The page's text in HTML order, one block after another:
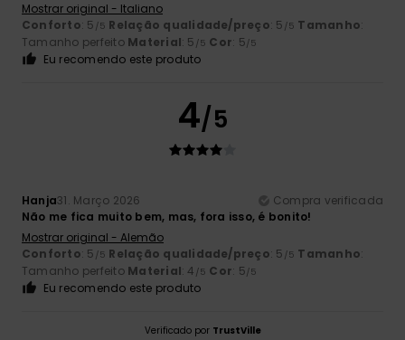
Mostrar original - Italiano
Conforto: 5 /5 Relação qualidade/preço: 5 /5 Tamanho:
Tamanho perfeito Material: 5 /5 Cor: 5/5
Eu recomendo este produto
4/5
Hanja31. Março 2026
Compra verificada
Não me fica muito bem, mas, fora isso, é bonito!
Mostrar original - Alemão
Conforto: 5 /5 Relação qualidade/preço: 5 /5 Tamanho:
Tamanho perfeito Material: 4 /5 Cor: 5/5
Eu recomendo este produto
Verificado por TrustVille